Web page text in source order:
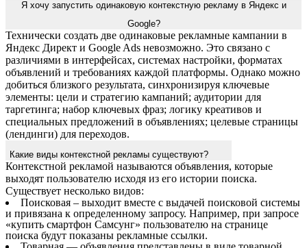
Я хочу запустить одинаковую контекстную рекламу в Яндекс и
Google?
Технически создать две одинаковые рекламные кампании в
Яндекс Директ и Google Ads невозможно. Это связано с
различиями в интерфейсах, системах настройки, форматах
объявлений и требованиях каждой платформы. Однако можно
добиться близкого результата, синхронизируя ключевые
элементы: цели и стратегию кампаний; аудитории для
таргетинга; набор ключевых фраз; логику креативов и
специальных предложений в объявлениях; целевые страницы
(лендинги) для переходов.
Какие виды контекстной рекламы существуют?
Контекстной рекламой называются объявления, которые
выходят пользователю исходя из его истории поиска.
Существует несколько видов:
Поисковая – выходит вместе с выдачей поисковой системы
и привязана к определенному запросу. Например, при запросе
«купить смартфон Самсунг» пользователю на странице
поиска будут показаны рекламные ссылки.